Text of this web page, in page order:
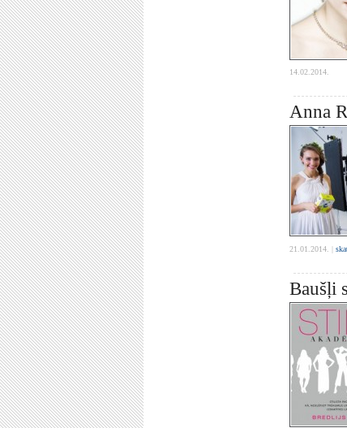
14.02.2014.
Anna
21.01.2014. |
Baušļi